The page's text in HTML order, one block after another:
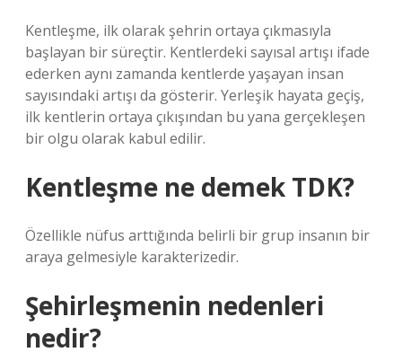
Kentleşme, ilk olarak şehrin ortaya çıkmasıyla
başlayan bir süreçtir. Kentlerdeki sayısal artışı ifade
ederken aynı zamanda kentlerde yaşayan insan
sayısındaki artışı da gösterir. Yerleşik hayata geçiş,
ilk kentlerin ortaya çıkışından bu yana gerçekleşen
bir olgu olarak kabul edilir.
Kentleşme ne demek TDK?
Özellikle nüfus arttığında belirli bir grup insanın bir
araya gelmesiyle karakterizedir.
Şehirleşmenin nedenleri
nedir?